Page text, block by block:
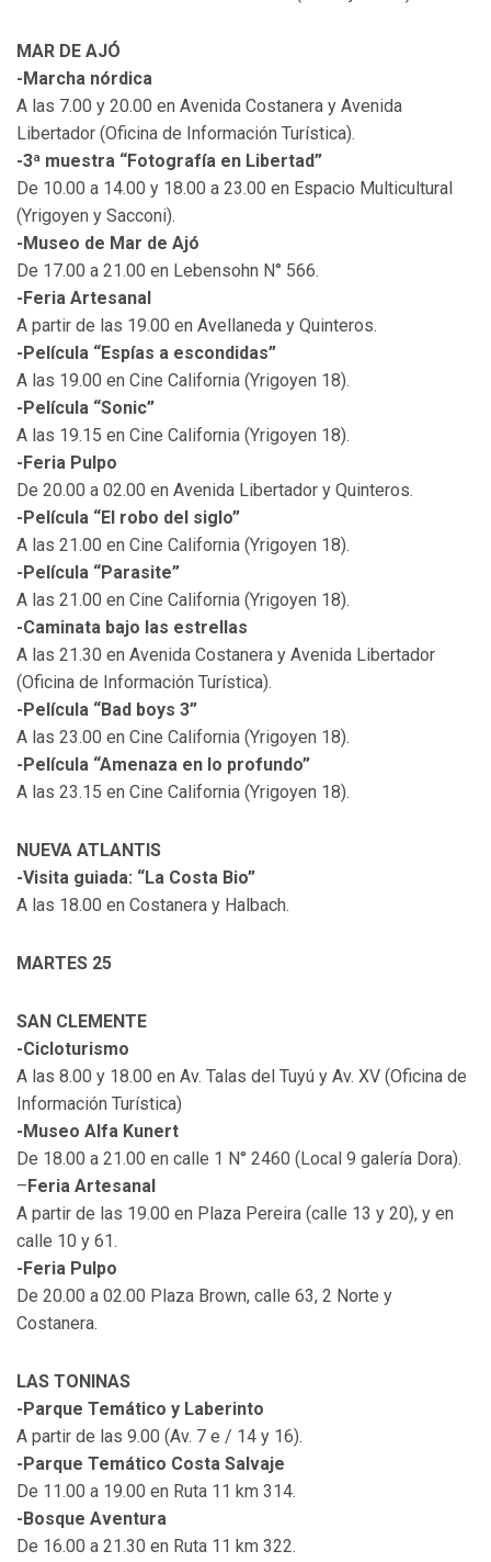
MAR DE AJÓ
-Marcha nórdica
A las 7.00 y 20.00 en Avenida Costanera y Avenida
Libertador (Oficina de Información Turística).
-3ª muestra “Fotografía en Libertad”
De 10.00 a 14.00 y 18.00 a 23.00 en Espacio Multicultural
(Yrigoyen y Sacconi).
-Museo de Mar de Ajó
De 17.00 a 21.00 en Lebensohn N° 566.
-Feria Artesanal
A partir de las 19.00 en Avellaneda y Quinteros.
-Película “Espías a escondidas”
A las 19.00 en Cine California (Yrigoyen 18).
-Película “Sonic”
A las 19.15 en Cine California (Yrigoyen 18).
-Feria Pulpo
De 20.00 a 02.00 en Avenida Libertador y Quinteros.
-Película “El robo del siglo”
A las 21.00 en Cine California (Yrigoyen 18).
-Película “Parasite”
A las 21.00 en Cine California (Yrigoyen 18).
-Caminata bajo las estrellas
A las 21.30 en Avenida Costanera y Avenida Libertador
(Oficina de Información Turística).
-Película “Bad boys 3”
A las 23.00 en Cine California (Yrigoyen 18).
-Película “Amenaza en lo profundo”
A las 23.15 en Cine California (Yrigoyen 18).
NUEVA ATLANTIS
-Visita guiada: “La Costa Bio”
A las 18.00 en Costanera y Halbach.
MARTES 25
SAN CLEMENTE
-Cicloturismo
A las 8.00 y 18.00 en Av. Talas del Tuyú y Av. XV (Oficina de
Información Turística)
-Museo Alfa Kunert
De 18.00 a 21.00 en calle 1 N° 2460 (Local 9 galería Dora).
– Feria Artesanal
A partir de las 19.00 en Plaza Pereira (calle 13 y 20), y en
calle 10 y 61.
-Feria Pulpo
De 20.00 a 02.00 Plaza Brown, calle 63, 2 Norte y
Costanera.
LAS TONINAS
-Parque Temático y Laberinto
A partir de las 9.00 (Av. 7 e / 14 y 16).
-Parque Temático Costa Salvaje
De 11.00 a 19.00 en Ruta 11 km 314.
-Bosque Aventura
De 16.00 a 21.30 en Ruta 11 km 322.